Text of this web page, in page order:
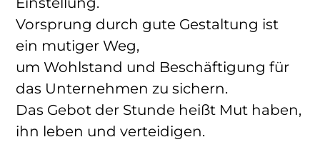
Vorsprung durch gute Gestaltung ist
ein mutiger Weg,
um Wohlstand und Beschäftigung für
das Unternehmen zu sichern.
Das Gebot der Stunde heißt Mut haben,
ihn leben und verteidigen.